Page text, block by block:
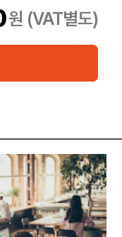
하는 등 ISO/IEC
수 있으며 자격증 시험
기본 자격증 보유
는 데 있어 전문적 역량
유용한 자산이 될 것
and-certification-
foundation
원 (VAT별도)